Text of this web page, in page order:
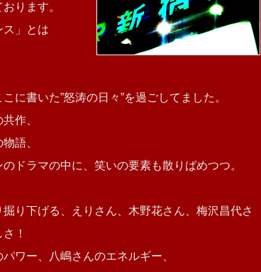
ります。
ス」とは
に書いた”怒涛の日々”を過ごしてました。
作、
語、
ドラマの中に、笑いの要素も散りばめつつ。
り下げる、えりさん、木野花さん、梅沢昌代さ
！
ワー、八嶋さんのエネルギー、